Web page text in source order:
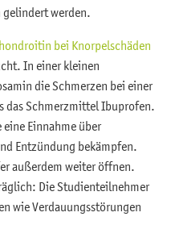
gelindert werden.
bei Knorpelschäden
In einer kleinen
die Schmerzen bei einer
das Schmerzmittel Ibuprofen.
Einnahme über
Entzündung bekämpfen.
außerdem weiter öffnen.
Die Studienteilnehmer
wie Verdauungsstörungen